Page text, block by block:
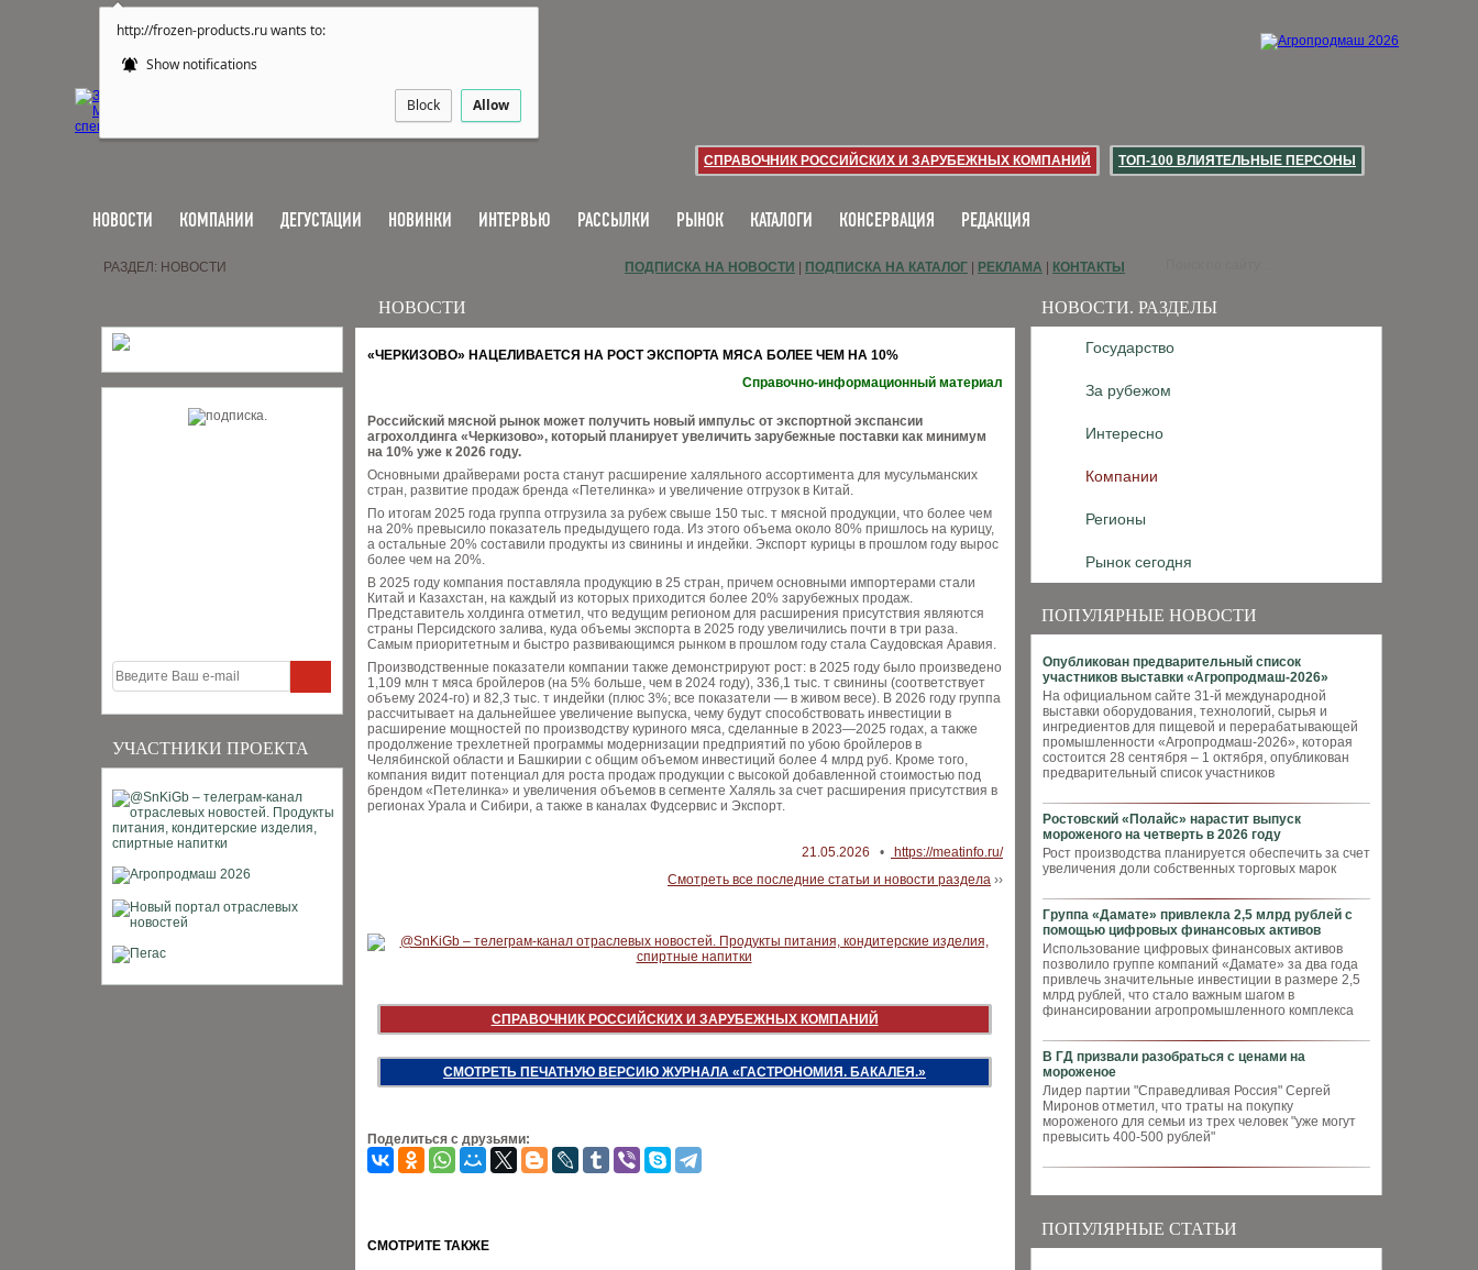
http://frozen-products.ru wants to:
Show notifications
Block Allow
СПРАВОЧНИК РОССИЙСКИХ И ЗАРУБЕЖНЫХ КОМПАНИЙ ТОП-100 ВЛИЯТЕЛЬНЫЕ ПЕРСОНЫ
НОВОСТИ КОМПАНИИ ДЕГУСТАЦИИ НОВИНКИ ИНТЕРВЬЮ РАССЫЛКИ РЫНОК КАТАЛОГИ КОНСЕРВАЦИЯ РЕДАКЦИЯ
УЧАСТНИКИ ПРОЕКТА
НОВОСТИ. РАЗДЕЛЫ
Государство
За рубежом
Интересно
Компании
Регионы
Рынок сегодня
ПОПУЛЯРНЫЕ НОВОСТИ
Опубликован предварительный список
участников выставки «Агропродмаш-2026»
На официальном сайте 31-й международной
выставки оборудования, технологий, сырья и
ингредиентов для пищевой и перерабатывающей
промышленности «Агропродмаш-2026», которая
состоится 28 сентября – 1 октября, опубликован
предварительный список участников
Ростовский «Полайс» нарастит выпуск
мороженого на четверть в 2026 году
Рост производства планируется обеспечить за счет
увеличения доли собственных торговых марок
Группа «Дамате» привлекла 2,5 млрд рублей с
помощью цифровых финансовых активов
Использование цифровых финансовых активов
позволило группе компаний «Дамате» за два года
привлечь значительные инвестиции в размере 2,5
млрд рублей, что стало важным шагом в
финансировании агропромышленного комплекса
В ГД призвали разобраться с ценами на
мороженое
Лидер партии "Справедливая Россия" Сергей
Миронов отметил, что траты на покупку
мороженого для семьи из трех человек "уже могут
превысить 400-500 рублей"
ПОПУЛЯРНЫЕ СТАТЬИ
РАЗДЕЛ: НОВОСТИ ПОДПИСКА НА НОВОСТИ ПОДПИСКА НА КАТАЛОГ РЕКЛАМА КОНТАКТЫ
НОВОСТИ
«ЧЕРКИЗОВО» НАЦЕЛИВАЕТСЯ НА РОСТ ЭКСПОРТА МЯСА БОЛЕЕ ЧЕМ НА 10%
Справочно-информационный материал
Российский мясной рынок может получить новый импульс от экспортной экспансии
агрохолдинга «Черкизово», который планирует увеличить зарубежные поставки как минимум
на 10% уже к 2026 году.
Основными драйверами роста станут расширение халяльного ассортимента для мусульманских
стран, развитие продаж бренда «Петелинка» и увеличение отгрузок в Китай.
По итогам 2025 года группа отгрузила за рубеж свыше 150 тыс. т мясной продукции, что более чем
на 20% превысило показатель предыдущего года. Из этого объема около 80% пришлось на курицу,
а остальные 20% составили продукты из свинины и индейки. Экспорт курицы в прошлом году вырос
более чем на 20%.
В 2025 году компания поставляла продукцию в 25 стран, причем основными импортерами стали
Китай и Казахстан, на каждый из которых приходится более 20% зарубежных продаж.
Представитель холдинга отметил, что ведущим регионом для расширения присутствия являются
страны Персидского залива, куда объемы экспорта в 2025 году увеличились почти в три раза.
Самым приоритетным и быстро развивающимся рынком в прошлом году стала Саудовская Аравия.
Производственные показатели компании также демонстрируют рост: в 2025 году было произведено
1,109 млн т мяса бройлеров (на 5% больше, чем в 2024 году), 336,1 тыс. т свинины (соответствует
объему 2024-го) и 82,3 тыс. т индейки (плюс 3%; все показатели — в живом весе). В 2026 году группа
рассчитывает на дальнейшее увеличение выпуска, чему будут способствовать инвестиции в
расширение мощностей по производству куриного мяса, сделанные в 2023—2025 годах, а также
продолжение трехлетней программы модернизации предприятий по убою бройлеров в
Челябинской области и Башкирии с общим объемом инвестиций более 4 млрд руб. Кроме того,
компания видит потенциал для роста продаж продукции с высокой добавленной стоимостью под
брендом «Петелинка» и увеличения объемов в сегменте Халяль за счет расширения присутствия в
регионах Урала и Сибири, а также в каналах Фудсервис и Экспорт.
21.05.2026 •
https://meatinfo.ru/
Смотреть все последние статьи и новости раздела ››
СПРАВОЧНИК РОССИЙСКИХ И ЗАРУБЕЖНЫХ КОМПАНИЙ
СМОТРЕТЬ ПЕЧАТНУЮ ВЕРСИЮ ЖУРНАЛА «ГАСТРОНОМИЯ. БАКАЛЕЯ.»
Поделиться с друзьями:
CМОТРИТЕ ТАКЖЕ